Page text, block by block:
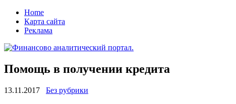
Home
Карта сайта
Реклама
Помощь в получении кредита
13.11.2017
Без рубрики